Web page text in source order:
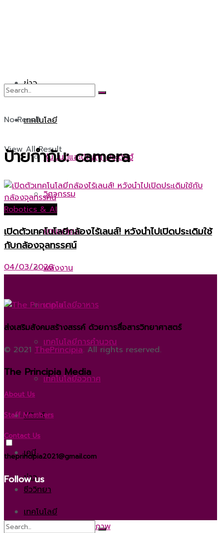
ข่าว
เทคโนโลยี
หุ่นยนต์และปัญญาประดิษฐ์
วิศวกรรม
ยานพาหนะ
พลังงาน
เทคโนโลยีอาหาร
เทคโนโลยีการคำนวณ
เทคโนโลยีอวกาศ
ฟิสิกส์
เคมี
ชีววิทยา
วิทยาศาสตร์สุขภาพ
ข่าว
เทคโนโลยี
No Result
View All Result
ป้ายกำกับ:camera
Robotics & AI
เปิดตัวเทคโนโลยีกล้องไร้เลนส์! หวังนำไปเปิดประเดิมใช้
กับกล้องจุลทรรศน์
04/03/2026
ส่งเสริมสังคมสร้างสรรค์ ด้วยการสื่อสารวิทยาศาสตร์
© 2021 ThePrincipia. All rights reserved.
The Principia Media
About Us
Staff Members
Contact Us
theprincipia2021@gmail.com
Follow us